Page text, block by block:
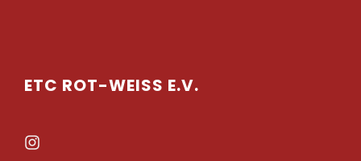
ETC ROT-WEISS E.V.